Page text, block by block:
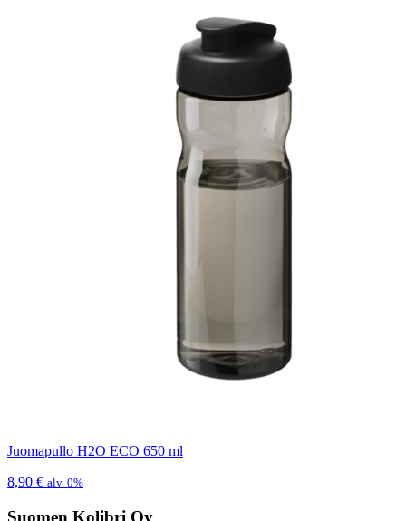
Juomapullo H2O ECO 650 ml
8,90 € alv. 0%
Suomen Kolibri Oy